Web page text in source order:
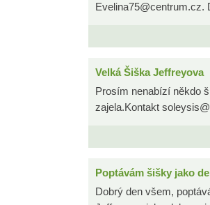
Evelina75@centrum.cz.
Velká Šiška Jeffreyova
Prosím nenabízí někdo
zajela.Kontakt
Poptávám šišky jako
Dobrý den všem,